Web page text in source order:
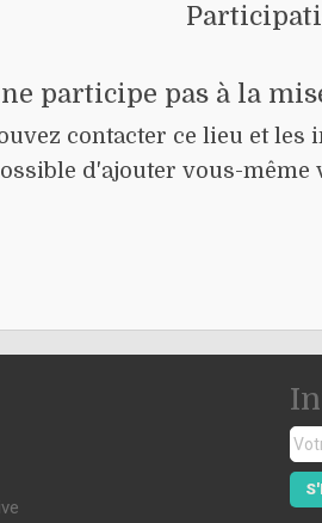
participe pas à la
contacter ce lieu et
d'ajouter vous-